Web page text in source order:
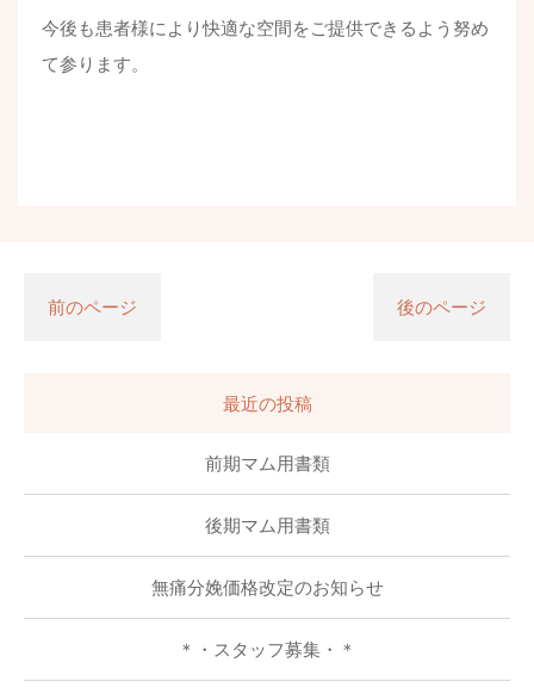
今後も患者様により快適な空間をご提供できるよう努め
て参ります。
前のページ 後のページ
最近の投稿
前期マム用書類
後期マム用書類
無痛分娩価格改定のお知らせ
＊・スタッフ募集・＊